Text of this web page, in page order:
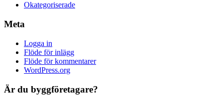
Okategoriserade
Meta
Logga in
Flöde för inlägg
Flöde för kommentarer
WordPress.org
Är du byggföretagare?